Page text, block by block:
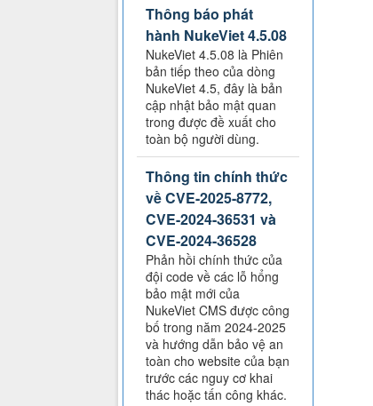
Thông báo phát
hành NukeViet 4.5.08
NukeViet 4.5.08 là Phiên
bản tiếp theo của dòng
NukeViet 4.5, đây là bản
cập nhật bảo mật quan
trong được đề xuất cho
toàn bộ người dùng.
Thông tin chính thức
về CVE-2025-8772,
CVE-2024-36531 và
CVE-2024-36528
Phản hồi chính thức của
đội code về các lỗ hổng
bảo mật mới của
NukeViet CMS được công
bố trong năm 2024-2025
và hướng dẫn bảo vệ an
toàn cho website của bạn
trước các nguy cơ khai
thác hoặc tấn công khác.